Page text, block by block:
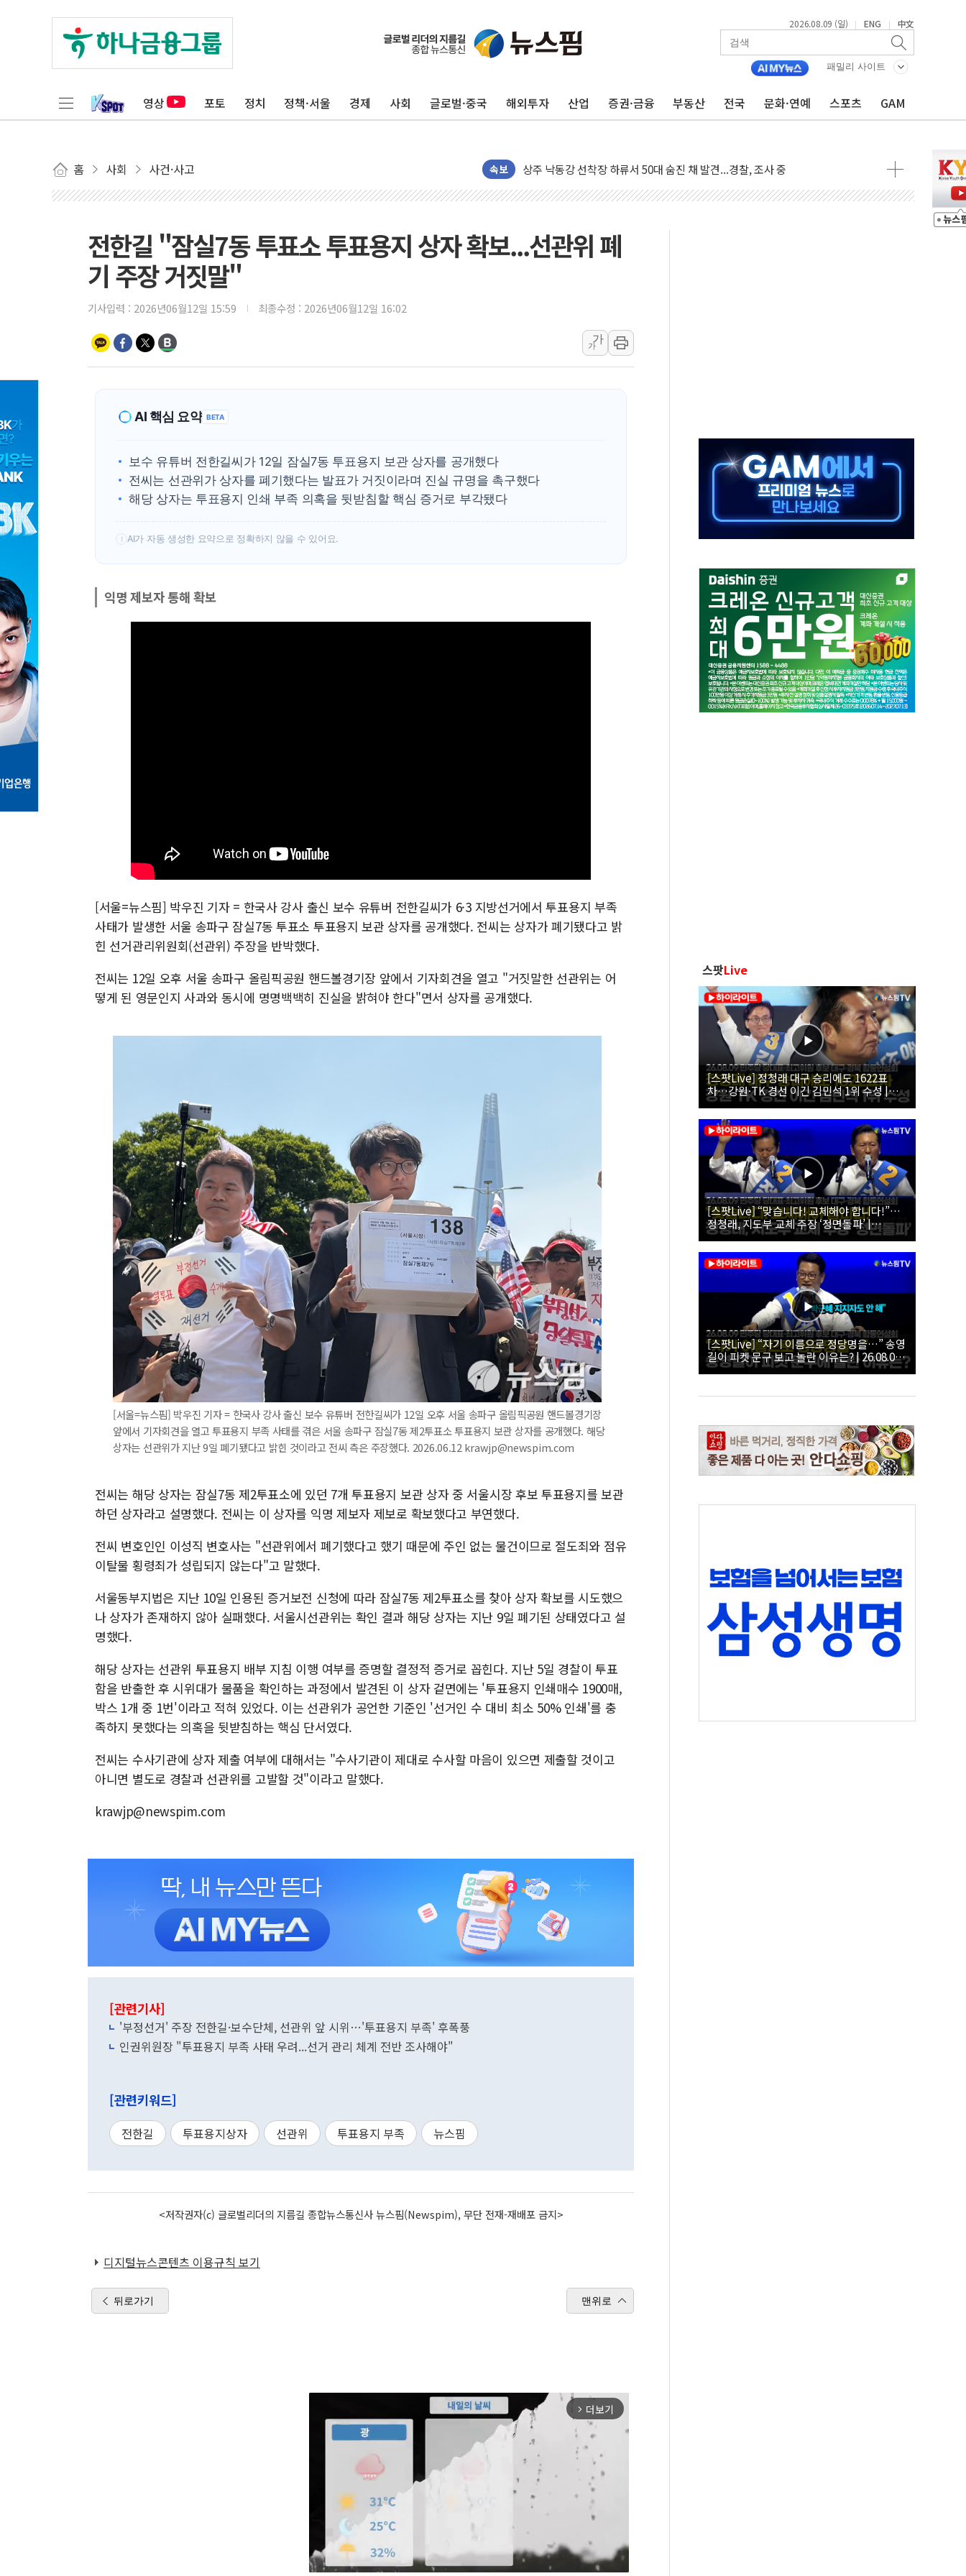
2026.08.09 (일) | ENG | 中文
패밀리 사이트
영상 포토 정치 정책·서울 경제 사회 글로벌·중국 해외투자 산업 증권·금융 부동산 전국 문화·연예 스포츠 GAM
홈 사회 사건·사고 속보
평택 진위면 공장서 질식사고 발생…작업자 1명 숨져
포항 블루밸리 국가산단에 '철강 AI융합실증센터' 들어선다
[종합] 김민석, 정청래에 누적 1.48%p 차 선두 유지...金 46.01% vs 鄭 44.53%
민주당 경북도당위원장에 오중기 당선...합산득표율 68.63%
김민석, 강원·대구·경북 경선서 정청래에 승리…金 48.54% vs 鄭 44.40%
[속보] 민주, 강원·대구·경북 경선 결과...김민석 48.54% 정청래 44.40%
정재헌 CEO, SKT 장기고객 400명 맞이…"마음 잇는 시간 되길"
최태원, 노소영에 9440억 지급 확정되나…재상고 앞두고 막판 셈법
홈플러스發 대형마트 판매, 역대 최대폭 감소한 9.4%↓…유통업계 양극화 심화
윤준병·이해민 의원, '정부 특사'로 콜롬비아 대통령 취임식 참석
'호우·산사태 주의보' 울진 시간당 30mm 강한 비...호우 피해 없어
여야, 황희 '버스 하우스' 공방…野 "청년 우롱 기괴" vs 與 "송구한 해프닝"
전한길 "잠실7동 투표소 투표용지 상자 확보...선관위 폐
기 주장 거짓말"
기사입력 : 2026년06월12일 15:59 최종수정 : 2026년06월12일 16:02
가
가
AI 핵심 요약 BETA
보수 유튜버 전한길씨가 12일 잠실7동 투표용지 보관 상자를 공개했다
전씨는 선관위가 상자를 폐기했다는 발표가 거짓이라며 진실 규명을 촉구했다
해당 상자는 투표용지 인쇄 부족 의혹을 뒷받침할 핵심 증거로 부각됐다
! AI가 자동 생성한 요약으로 정확하지 않을 수 있어요.
익명 제보자 통해 확보
[서울=뉴스핌] 박우진 기자 = 한국사 강사 출신 보수 유튜버 전한길씨가 6·3 지방선거에서 투표용지 부족
사태가 발생한 서울 송파구 잠실7동 투표소 투표용지 보관 상자를 공개했다. 전씨는 상자가 폐기됐다고 밝
힌 선거관리위원회(선관위) 주장을 반박했다.
전씨는 12일 오후 서울 송파구 올림픽공원 핸드볼경기장 앞에서 기자회견을 열고 "거짓말한 선관위는 어
떻게 된 영문인지 사과와 동시에 명명백백히 진실을 밝혀야 한다"면서 상자를 공개했다.
[서울=뉴스핌] 박우진 기자 = 한국사 강사 출신 보수 유튜버 전한길씨가 12일 오후 서울 송파구 올림픽공원 핸드볼경기장
앞에서 기자회견을 열고 투표용지 부족 사태를 겪은 서울 송파구 잠실7동 제2투표소 투표용지 보관 상자를 공개했다. 해당
상자는 선관위가 지난 9일 폐기됐다고 밝힌 것이라고 전씨 측은 주장했다. 2026.06.12 krawjp@newspim.com
전씨는 해당 상자는 잠실7동 제2투표소에 있던 7개 투표용지 보관 상자 중 서울시장 후보 투표용지를 보관
하던 상자라고 설명했다. 전씨는 이 상자를 익명 제보자 제보로 확보했다고 부연했다.
전씨 변호인인 이성직 변호사는 "선관위에서 폐기했다고 했기 때문에 주인 없는 물건이므로 절도죄와 점유
이탈물 횡령죄가 성립되지 않는다"고 말했다.
서울동부지법은 지난 10일 인용된 증거보전 신청에 따라 잠실7동 제2투표소를 찾아 상자 확보를 시도했으
나 상자가 존재하지 않아 실패했다. 서울시선관위는 확인 결과 해당 상자는 지난 9일 폐기된 상태였다고 설
명했다.
해당 상자는 선관위 투표용지 배부 지침 이행 여부를 증명할 결정적 증거로 꼽힌다. 지난 5일 경찰이 투표
함을 반출한 후 시위대가 물품을 확인하는 과정에서 발견된 이 상자 겉면에는 '투표용지 인쇄매수 1900매,
박스 1개 중 1번'이라고 적혀 있었다. 이는 선관위가 공언한 기준인 '선거인 수 대비 최소 50% 인쇄'를 충
족하지 못했다는 의혹을 뒷받침하는 핵심 단서였다.
전씨는 수사기관에 상자 제출 여부에 대해서는 "수사기관이 제대로 수사할 마음이 있으면 제출할 것이고
아니면 별도로 경찰과 선관위를 고발할 것"이라고 말했다.
krawjp@newspim.com
[관련기사]
'부정선거' 주장 전한길·보수단체, 선관위 앞 시위…'투표용지 부족' 후폭풍
인권위원장 "투표용지 부족 사태 우려...선거 관리 체계 전반 조사해야"
[관련키워드]
전한길 투표용지상자 선관위 투표용지 부족 뉴스핌
<저작권자(c) 글로벌리더의 지름길 종합뉴스통신사 뉴스핌(Newspim), 무단 전재-재배포 금지>
디지털뉴스콘텐츠 이용규칙 보기
뒤로가기 맨위로
arrow_forward_ios 더보기
스팟Live
[스팟Live] 정청래 대구 승리에도 1622표
차…강원·TK 경선 이긴 김민석 1위 수성 |
26.08.09 더불어민주당 당대표·최고위원 후
보 대구·경북 합동연설회
[스팟Live] “맞습니다! 교체해야 합니다!”…
정청래, 지도부 교체 주장 ‘정면돌파’ |
26.08.09 더불어민주당 당대표·최고위원 후
보 대구·경북 합동연설회
[스팟Live] “자기 이름으로 정당명을…” 송영
길이 피켓 문구 보고 놀란 이유는? | 26.08.09
더불어민주당 당대표·최고위원 후보 대구·경